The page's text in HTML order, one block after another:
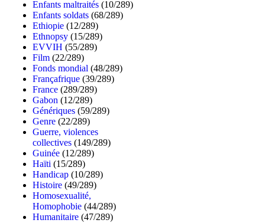
Enfants maltraités (10/289)
Enfants soldats (68/289)
Ethiopie (12/289)
Ethnopsy (15/289)
EVVIH (55/289)
Film (22/289)
Fonds mondial (48/289)
Françafrique (39/289)
France (289/289)
Gabon (12/289)
Génériques (59/289)
Genre (22/289)
Guerre, violences
collectives (149/289)
Guinée (12/289)
Haïti (15/289)
Handicap (10/289)
Histoire (49/289)
Homosexualité,
Homophobie (44/289)
Humanitaire (47/289)